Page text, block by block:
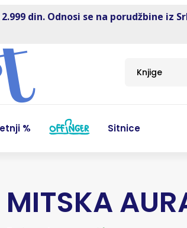
din. Odnosi se na porudžbine iz
Knjige
% Sitnice
MITSKA